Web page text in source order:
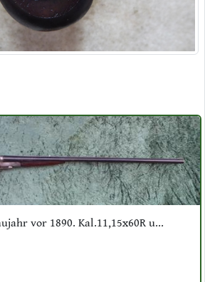
vor 1890. Kal.11,15x60R u...